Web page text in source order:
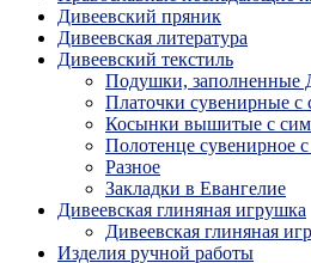
Дивеевский пряник
Дивеевская литература
Дивеевский текстиль
Подушки, заполненные
Платочки сувенирные с
Косынки вышитые с
Полотенце сувенирное
Разное
Закладки в Евангелие
Дивеевская глиняная игрушка
Дивеевская глиняная
Изделия ручной работы